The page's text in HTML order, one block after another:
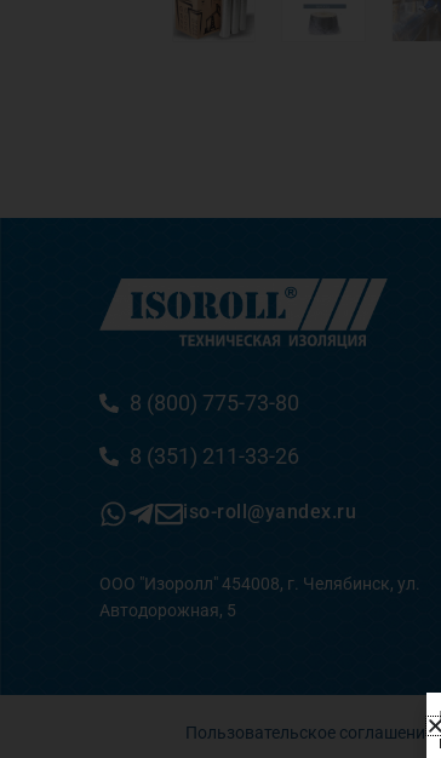
8 (800) 775-73-80
8 (351) 211-33-26
iso-roll@yandex.ru
ООО "Изоролл" 454008, г. Челябинск, ул.
Автодорожная, 5
Пользовательское соглашение